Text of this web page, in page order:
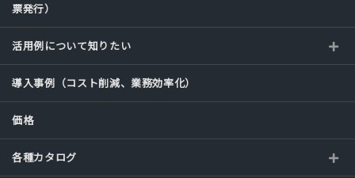
票発行）
活用例について知りたい
導入事例（コスト削減、業務効率化）
価格
各種カタログ